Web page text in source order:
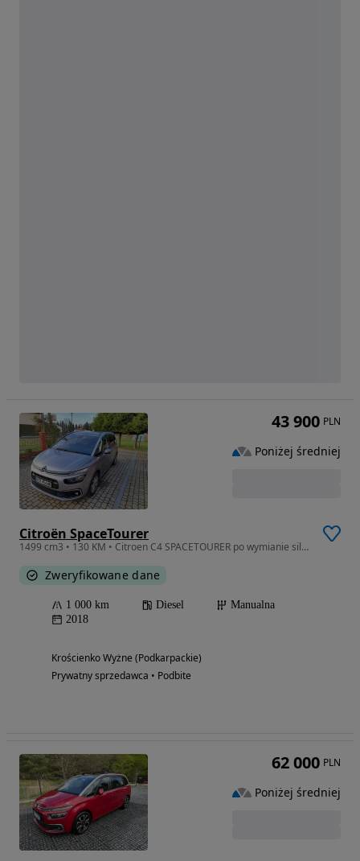
Citroën SpaceTourer
1499 cm3 • 130 KM • Citroen C4 SPACETOURER po wymianie silnika sprzęgła rozrzadu
Zweryfikowane dane
1 000 km Diesel
Manualna
2018
Krościenko Wyżne (Podkarpackie)
Prywatny sprzedawca • Podbite
43 900 PLN
Poniżej średniej
62 000 PLN
Poniżej średniej